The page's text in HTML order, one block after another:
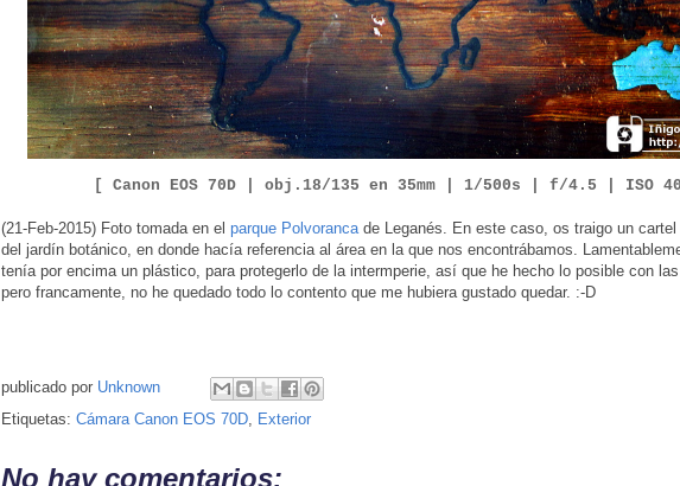
[ Canon EOS 70D | obj.18/135 en 35mm | 1/500s | f/4.5 | ISO
(21-Feb-2015) Foto tomada en el parque Polvorancade Leganés. En este caso, os traigo un cartel
del jardín botánico, en donde hacía referencia al área en la que nos encontrábamos.
tenía por encima un plástico, para protegerlo de la intermperie, así que he hecho lo posible con
pero francamente, no he quedado todo lo contento que me hubiera gustado quedar. :-D
publicado por Unknown
Etiquetas: Cámara Canon EOS 70D, Exterior
No hay comentarios: